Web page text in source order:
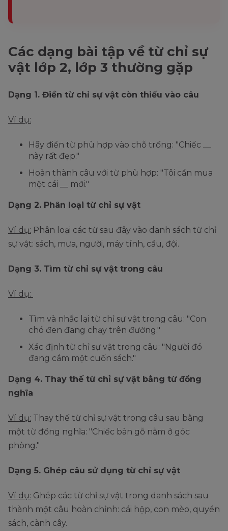
Các dạng bài tập về từ chỉ sự
vật lớp 2, lớp 3 thường gặp
Dạng 1. Điền từ chỉ sự vật còn thiếu vào câu
Ví dụ:
Hãy điền từ phù hợp vào chỗ trống: "Chiếc __
này rất đẹp."
Hoàn thành câu với từ phù hợp: "Tôi cần mua
một cái __ mới."
Dạng 2. Phân loại từ chỉ sự vật
Ví dụ: Phân loại các từ sau đây vào danh sách từ chỉ
sự vật: sách, mưa, người, máy tính, cầu, đội.
Dạng 3. Tìm từ chỉ sự vật trong câu
Ví dụ:
Tìm và nhắc lại từ chỉ sự vật trong câu: "Con
chó đen đang chạy trên đường."
Xác định từ chỉ sự vật trong câu: "Người đó
đang cầm một cuốn sách."
Dạng 4. Thay thế từ chỉ sự vật bằng từ đồng
nghĩa
Ví dụ: Thay thế từ chỉ sự vật trong câu sau bằng
một từ đồng nghĩa: "Chiếc bàn gỗ nằm ở góc
phòng."
Dạng 5. Ghép câu sử dụng từ chỉ sự vật
Ví dụ: Ghép các từ chỉ sự vật trong danh sách sau
thành một câu hoàn chỉnh: cái hộp, con mèo, quyển
sách, cành cây.